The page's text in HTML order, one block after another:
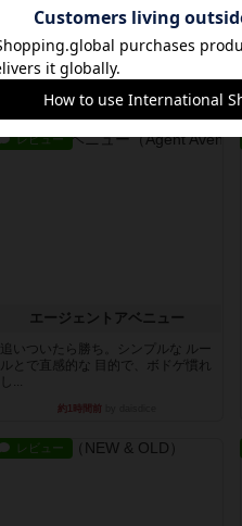
1年以上前 の投稿
レビュー
エージェントアベニュー
追いついたら勝ち。シンプルな ルー
ルとで直感的な 目的で、ボドゲ慣れ
し...
約1時間前
レビュー